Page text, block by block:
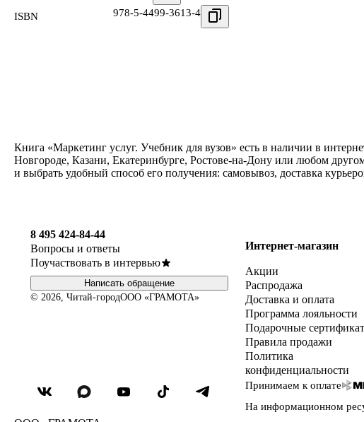
ISBN 978-5-4499-3613-4
Книга «Маркетинг услуг. Учебник для вузов» есть в наличии в
Новгороде, Казани, Екатеринбурге, Ростове-на-Дону или любом
и выбрать удобный способ его получения: самовывоз, доставка
8 495 424-84-44
Вопросы и ответы
Поучаствовать в интервью
Написать обращение
© 2026, Читай-городООО «ГРАМОТА»
Интернет-магазин
Акции
Распродажа
Доставка и оплата
Программа лояльности
Подарочные
Правила продажи
Политика
конфиденциальности
Принимаем к оплате
На информационном